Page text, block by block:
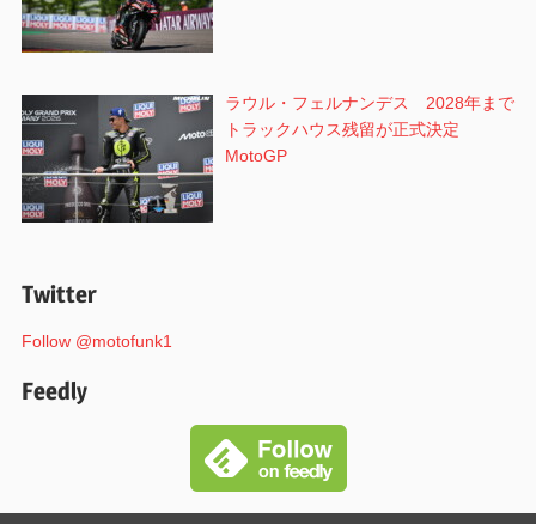
ラウル・フェルナンデス 2028年まで
トラックハウス残留が正式決定
MotoGP
Twitter
Follow @motofunk1
Feedly